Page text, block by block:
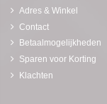
Adres & Winkel
Contact
Betaalmogelijkheden
Sparen voor Korting
Klachten